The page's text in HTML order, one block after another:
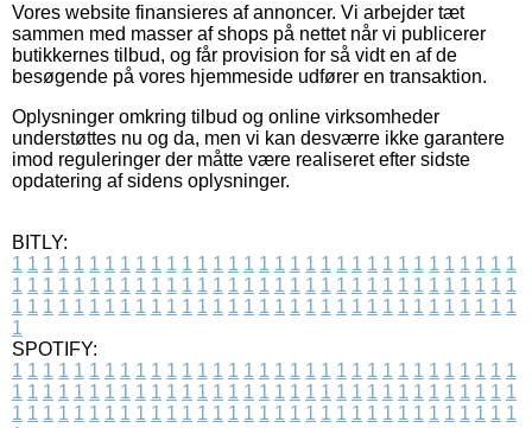
Vores website finansieres af annoncer. Vi arbejder tæt
sammen med masser af shops på nettet når vi publicerer
butikkernes tilbud, og får provision for så vidt en af de
besøgende på vores hjemmeside udfører en transaktion.
Oplysninger omkring tilbud og online virksomheder
understøttes nu og da, men vi kan desværre ikke garantere
imod reguleringer der måtte være realiseret efter sidste
opdatering af sidens oplysninger.
BITLY:
1 1 1 1 1 1 1 1 1 1 1 1 1 1 1 1 1 1 1 1 1 1 1 1 1 1 1 1 1 1 1 1 1
1 1 1 1 1 1 1 1 1 1 1 1 1 1 1 1 1 1 1 1 1 1 1 1 1 1 1 1 1 1 1 1 1
1 1 1 1 1 1 1 1 1 1 1 1 1 1 1 1 1 1 1 1 1 1 1 1 1 1 1 1 1 1 1 1 1
1
SPOTIFY:
1 1 1 1 1 1 1 1 1 1 1 1 1 1 1 1 1 1 1 1 1 1 1 1 1 1 1 1 1 1 1 1 1
1 1 1 1 1 1 1 1 1 1 1 1 1 1 1 1 1 1 1 1 1 1 1 1 1 1 1 1 1 1 1 1 1
1 1 1 1 1 1 1 1 1 1 1 1 1 1 1 1 1 1 1 1 1 1 1 1 1 1 1 1 1 1 1 1 1